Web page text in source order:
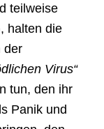
teilweise
halten die
der
Virus“
tun, den ihr
Panik und